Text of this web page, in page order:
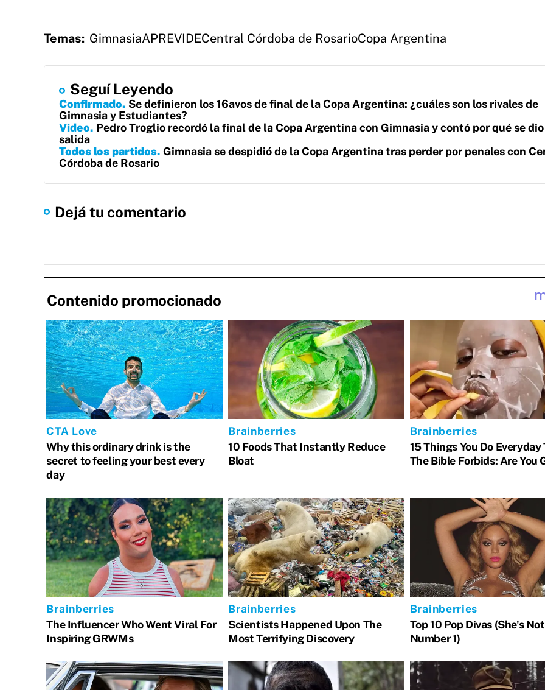
Temas: GimnasiaAPREVIDECentral Córdoba de RosarioCopa Argentina
Seguí Leyendo
Confirmado Se definieron los 16avos de final de la Copa Argentina: ¿cuáles son los rivales de
Gimnasia y Estudiantes?
Video Pedro Troglio recordó la final de la Copa Argentina con Gimnasia y contó por qué se
salida
Todos los partidos Gimnasia se despidió de la Copa Argentina tras perder por penales con
Córdoba de Rosario
Dejá tu comentario